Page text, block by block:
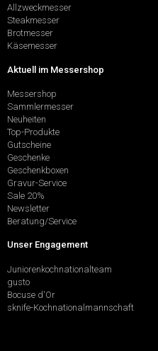
Allzweckmesser
Steakmesser
Brotmesser
Käsemesser
Aktuell im Messershop
Messershop
Sammlermesser
Neuheiten
Top-Produkte
Gutscheine
Geschenke
Geschenkboxen
Gravur-Service
Sale 20%
Newsletter
Beratung/Service
Unser Engagement
Juniorenkochnationalteam
gusto
Bocuse d'Or
sknife-Kochnationalmannschaft